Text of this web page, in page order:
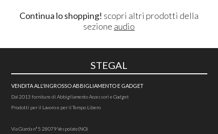
Continua lo shopping! scopri altri prodotti della
sezione audio
STEGAL
VENDITA ALL'INGROSSO ABBIGLIAMENTO E GADGET
Dal 2013 forniture di Abbigliamento Accessori e Gadget
Prodotti per il Lavoro e per il Tempo Libero
Via Giarda n°5 28079 Vespolate(NO)